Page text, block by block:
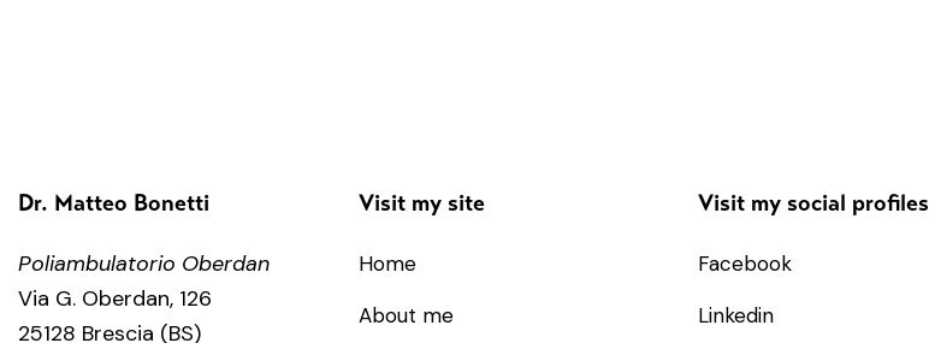
Dr. Matteo Bonetti
Poliambulatorio Oberdan
Via G. Oberdan, 126
25128 Brescia (BS)
Visit my site
Home
About me
Visit my social profiles
Facebook
Linkedin